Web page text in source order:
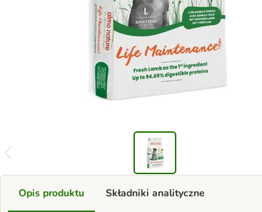
Opis produktu Składniki analityczne